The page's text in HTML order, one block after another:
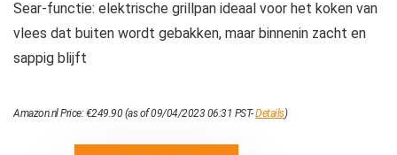
Sear-functie: elektrische grillpan ideaal voor het koken van
vlees dat buiten wordt gebakken, maar binnenin zacht en
sappig blijft
Amazon.nl Price:€249.90(as of 09/04/2023 06:31 PST-Details)